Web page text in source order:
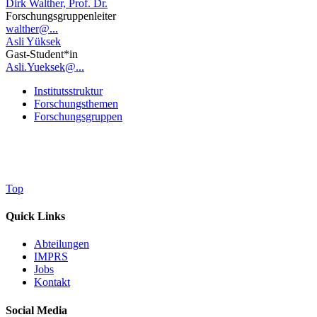
Dirk Walther, Prof. Dr.
Forschungsgruppenleiter
walther@...
Asli Yüksek
Gast-Student*in
Asli.Yueksek@...
Institutsstruktur
Forschungsthemen
Forschungsgruppen
Top
Quick Links
Abteilungen
IMPRS
Jobs
Kontakt
Social Media